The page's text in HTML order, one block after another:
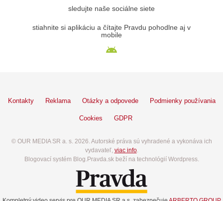
sledujte naše sociálne siete
stiahnite si aplikáciu a čítajte Pravdu pohodlne aj v
mobile
Kontakty Reklama Otázky a odpovede Podmienky používania
Cookies GDPR
© OUR MEDIA SR a. s. 2026. Autorské práva sú vyhradené a vykonáva ich
vydavateľ, viac info.
Blogovací systém Blog.Pravda.sk beží na technológií Wordpress.